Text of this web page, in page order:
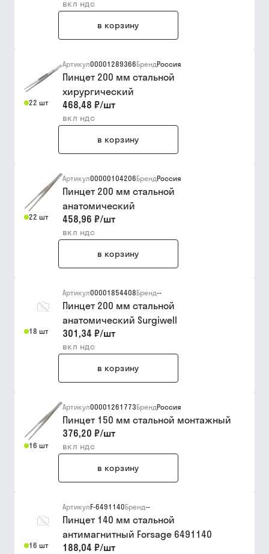
вкл ндс
в корзину
22 шт
Артикул00001289366БрендРоссия
Пинцет 200 мм стальной
хирургический
468,48 ₽/шт
вкл ндс
в корзину
22 шт
Артикул00000104206БрендРоссия
Пинцет 200 мм стальной
анатомический
458,96 ₽/шт
вкл ндс
в корзину
18 шт
Артикул00001854408Бренд--
Пинцет 200 мм стальной
анатомический Surgiwell
301,34 ₽/шт
вкл ндс
в корзину
16 шт
Артикул00001261773БрендРоссия
Пинцет 150 мм стальной монтажный
376,20 ₽/шт
вкл ндс
в корзину
16 шт
АртикулF-6491140Бренд--
Пинцет 140 мм стальной
антимагнитный Forsage 6491140
188,04 ₽/шт